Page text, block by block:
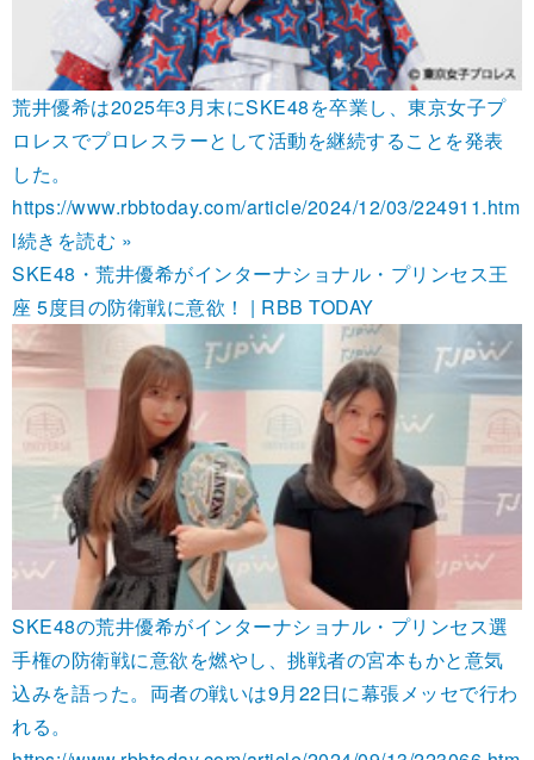
荒井優希は2025年3月末にSKE48を卒業し、東京女子プ
ロレスでプロレスラーとして活動を継続することを発表
した。
https://www.rbbtoday.com/article/2024/12/03/224911.htm
l続きを読む »
SKE48・荒井優希がインターナショナル・プリンセス王
座 5度目の防衛戦に意欲！ | RBB TODAY
SKE48の荒井優希がインターナショナル・プリンセス選
手権の防衛戦に意欲を燃やし、挑戦者の宮本もかと意気
込みを語った。両者の戦いは9月22日に幕張メッセで行わ
れる。